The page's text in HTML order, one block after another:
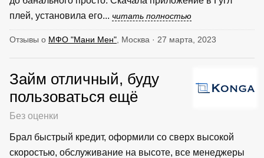
плей, установила его... читать полностью
Отзывы о МФО "Мани Мен" , Москва · 27 марта, 2023
Займ отличный, буду
пользоваться ещё
Без оценки
Брал быстрый кредит, оформили со сверх высокой
скоростью, обслуживание на высоте, все менеджеры